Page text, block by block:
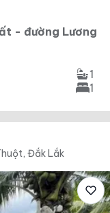
- đường Lương
1
1
Đắk Lắk